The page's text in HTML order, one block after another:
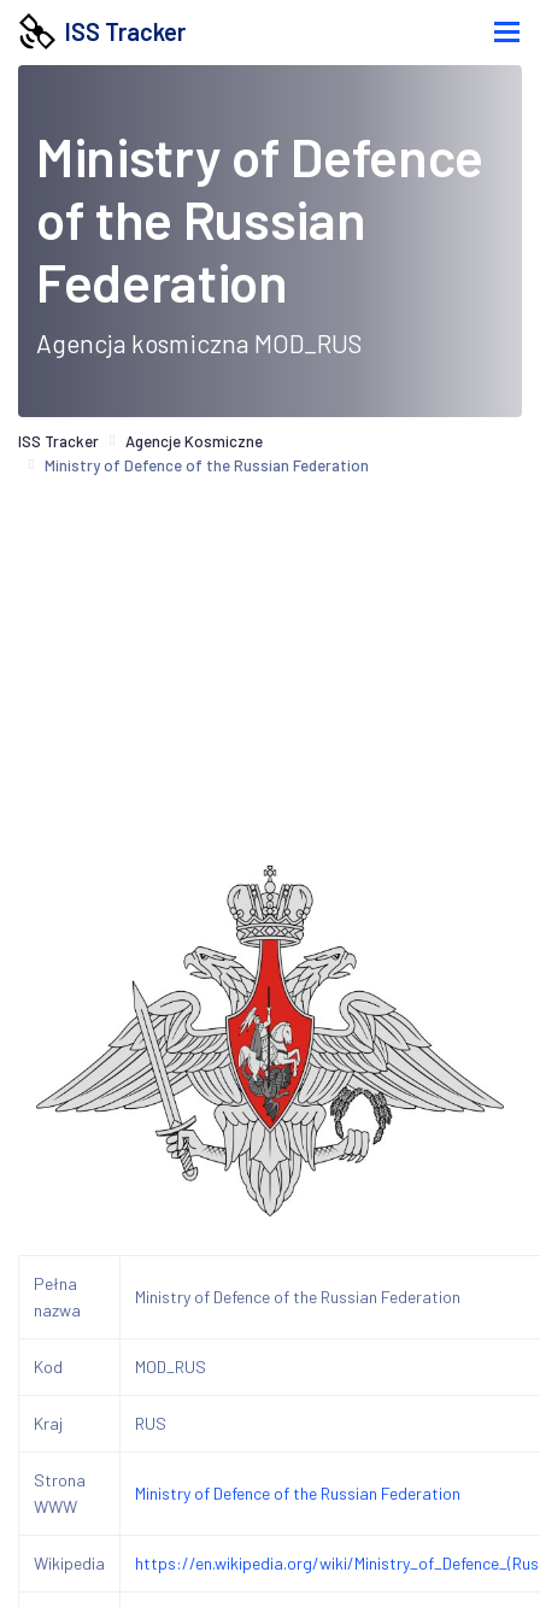
ISS Tracker
Ministry of Defence
of the Russian
Federation
Agencja kosmiczna MOD_RUS
ISS Tracker
Agencje Kosmiczne
Ministry of Defence of the Russian Federation
Pełna
nazwa
Ministry of Defence of the Russian Federation
Kod MOD_RUS
Kraj RUS
Strona
WWW
Ministry of Defence of the Russian Federation
Wikipedia https://en.wikipedia.org/wiki/